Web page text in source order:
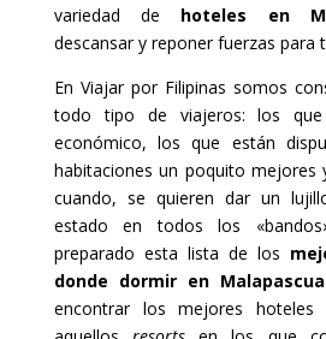
variedad de hoteles en
descansar y reponer fuerzas para
En Viajar por Filipinas somos
todo tipo de viajeros: los
económico, los que están
habitaciones un poquito mejores
cuando, se quieren dar un
estado en todos los
preparado esta lista de los
donde dormir en Malapascua
encontrar los mejores hoteles